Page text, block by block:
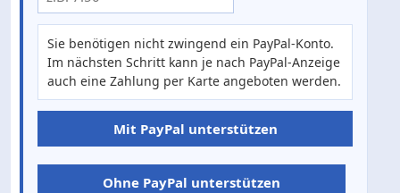
Sie benötigen nicht zwingend ein PayPal-Konto.
Im nächsten Schritt kann je nach PayPal-Anzeige
auch eine Zahlung per Karte angeboten werden.
Mit PayPal unterstützen
Ohne PayPal unterstützen